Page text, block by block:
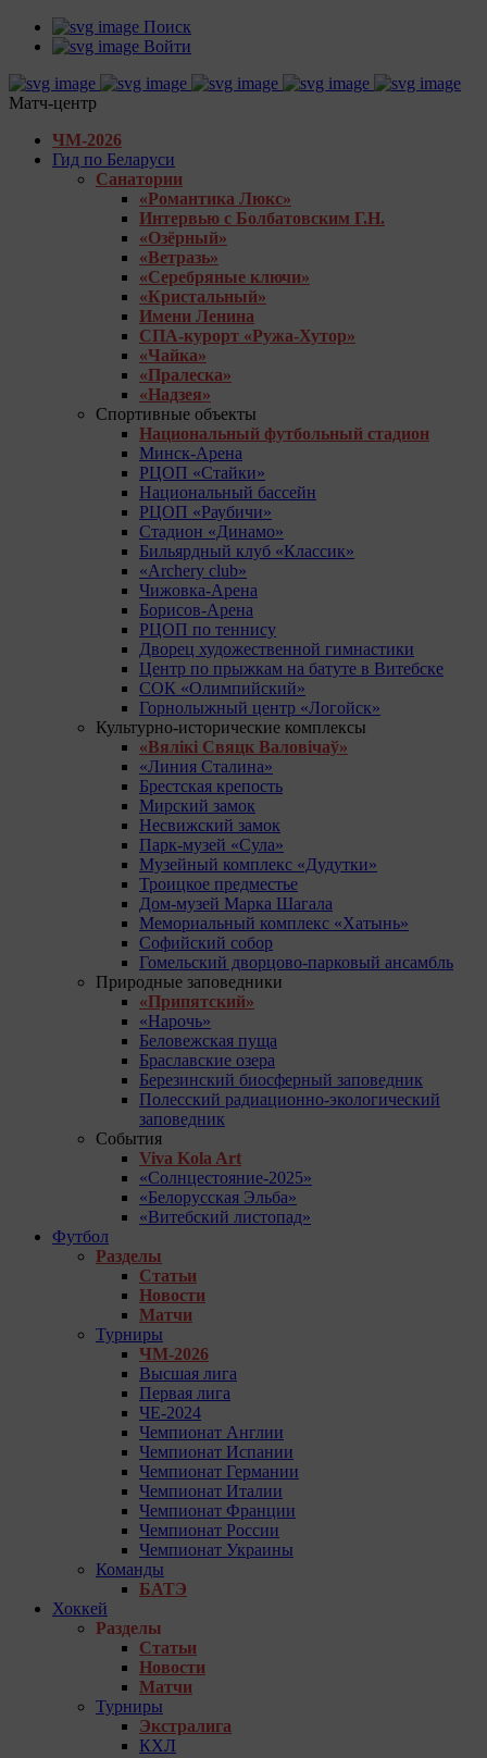
Поиск
Войти
Матч-центр
ЧМ-2026
Гид по Беларуси
Санатории
«Романтика Люкс»
Интервью с Болбатовским Г.Н.
«Озёрный»
«Ветразь»
«Серебряные ключи»
«Кристальный»
Имени Ленина
СПА-курорт «Ружа-Хутор»
«Чайка»
«Пралеска»
«Надзея»
Спортивные объекты
Национальный футбольный стадион
Минск-Арена
РЦОП «Стайки»
Национальный бассейн
РЦОП «Раубичи»
Стадион «Динамо»
Бильярдный клуб «Классик»
«Archery club»
Чижовка-Арена
Борисов-Арена
РЦОП по теннису
Дворец художественной гимнастики
Центр по прыжкам на батуте в Витебске
СОК «Олимпийский»
Горнолыжный центр «Логойск»
Культурно-исторические комплексы
«Вялікі Свяцк Валовічаў»
«Линия Сталина»
Брестская крепость
Мирский замок
Несвижский замок
Парк-музей «Сула»
Музейный комплекс «Дудутки»
Троицкое предместье
Дом-музей Марка Шагала
Мемориальный комплекс «Хатынь»
Софийский собор
Гомельский дворцово-парковый ансамбль
Природные заповедники
«Припятский»
«Нарочь»
Беловежская пуща
Браславские озера
Березинский биосферный заповедник
Полесский радиационно-экологический
заповедник
События
Viva Kola Art
«Солнцестояние-2025»
«Белорусская Эльба»
«Витебский листопад»
Футбол
Разделы
Статьи
Новости
Матчи
Турниры
ЧМ-2026
Высшая лига
Первая лига
ЧЕ-2024
Чемпионат Англии
Чемпионат Испании
Чемпионат Германии
Чемпионат Италии
Чемпионат Франции
Чемпионат России
Чемпионат Украины
Команды
БАТЭ
Хоккей
Разделы
Статьи
Новости
Матчи
Турниры
Экстралига
КХЛ